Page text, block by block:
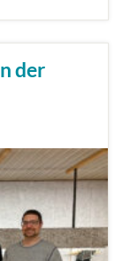
der